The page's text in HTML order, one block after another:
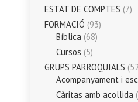
ESTAT DE COMPTES (7)
FORMACIÓ (93)
Bíblica (68)
Cursos (5)
GRUPS PARROQUIALS
Acompanyament i
Càritas amb acollida